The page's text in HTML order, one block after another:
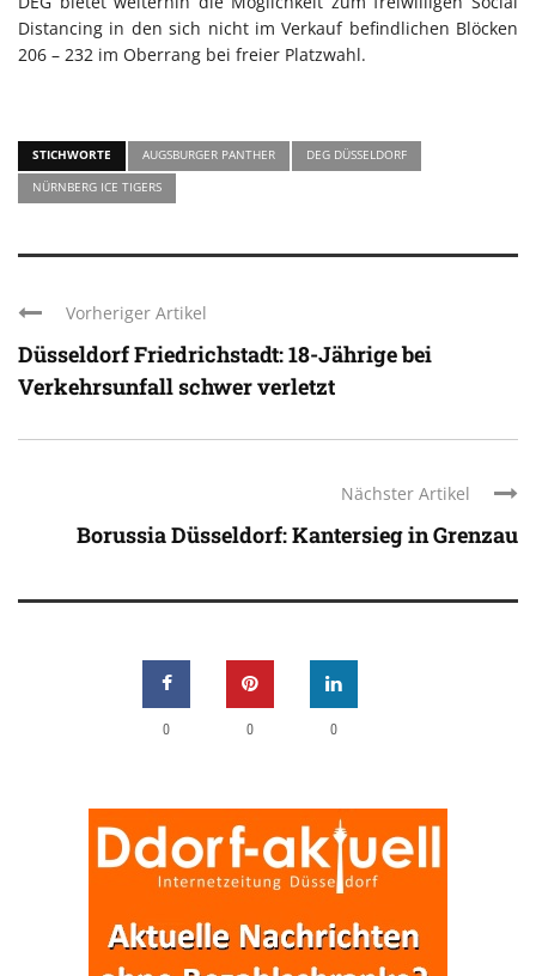
Distancing in den sich nicht im Verkauf befindlichen Blöcken
206 – 232 im Oberrang bei freier Platzwahl.
STICHWORTE AUGSBURGER PANTHER
DEG DÜSSELDORF
NÜRNBERG ICE TIGERS
Vorheriger Artikel
Düsseldorf Friedrichstadt: 18-Jährige bei
Verkehrsunfall schwer verletzt
Nächster Artikel
Borussia Düsseldorf: Kantersieg in Grenzau
0 0 0